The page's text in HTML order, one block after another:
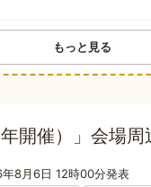
もっと見る
開催）」会場周
8月6日 12時00分発表